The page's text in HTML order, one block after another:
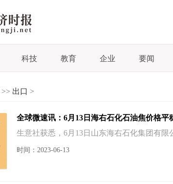
科技 教育 企业 要闻
>> 出口 >
全球微速讯：6月13日海右石化石油焦价格平
生意社获悉，6月13日山东海右石化集团有限
时间：2023-06-13